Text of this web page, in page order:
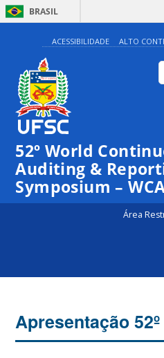
BRASIL
ACESSIBILIDADE ALTO
52º World
Auditing &
Symposium –
Área
Apresentação